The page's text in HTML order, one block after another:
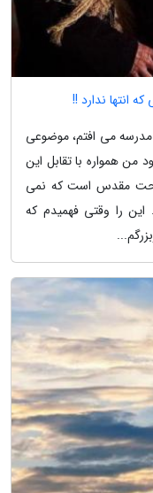
انتها ندارد !!
می افتم، موضوعی
من همواره با تقابل این
مقدس است که نمی
را وقتی فهمیدم که